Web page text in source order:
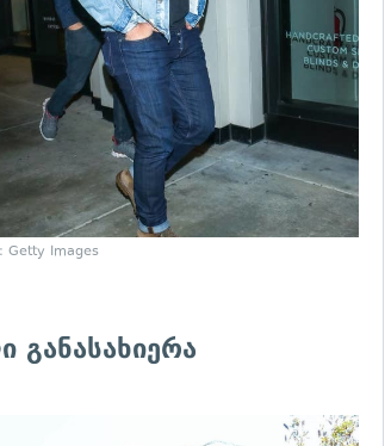
Getty Images
განასახიერა